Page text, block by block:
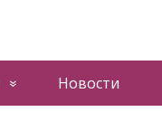
Новости